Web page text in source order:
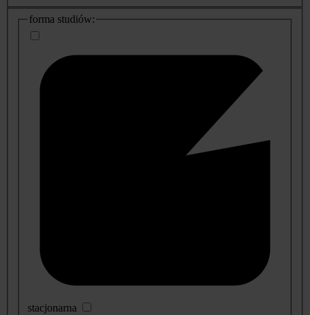
dodatkowe
informacje
forma studiów:
stacjonarna